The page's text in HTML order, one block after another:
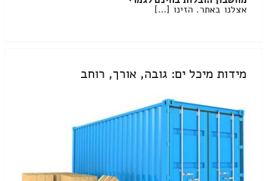
אצלנו באתר. הזינו […]
מידות מיכל ים: גובה, אורך, רוחב